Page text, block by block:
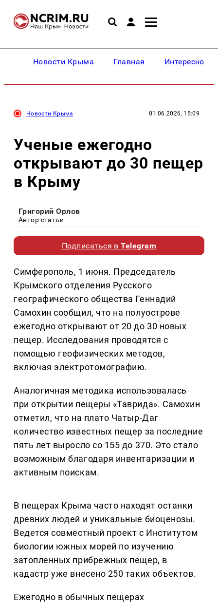
Новости Крыма Главная Интересное
Новости Крыма 01.06.2026, 15:09
Ученые ежегодно
открывают до 30 пещер
в Крыму
Григорий Орлов
Автор статьи
Подписаться вTelegram
Симферополь, 1 июня. Председатель
Крымского отделения Русского
географического общества Геннадий
Самохин сообщил, что на полуострове
ежегодно открывают от 20 до 30 новых
пещер. Исследования проводятся с
помощью геофизических методов,
включая электротомографию.
Аналогичная методика использовалась
при открытии пещеры «Таврида». Самохин
отметил, что на плато Чатыр-Даг
количество известных пещер за последние
пять лет выросло со 155 до 370. Это стало
возможным благодаря инвентаризации и
активным поискам.
В пещерах Крыма часто находят останки
древних людей и уникальные биоценозы.
Ведется совместный проект с Институтом
биологии южных морей по изучению
затопленных прибрежных пещер, в
кадастр уже внесено 250 таких объектов.
Ежегодно в обычных пещерах